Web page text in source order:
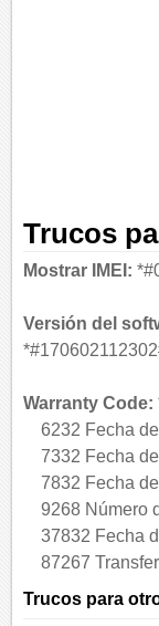
Trucos
Mostrar IMEI:
Versión del
Warranty Code:
6232 Fecha
7332 Fecha
7832 Fecha de
9268 Número
37832 Fecha
87267
Trucos para